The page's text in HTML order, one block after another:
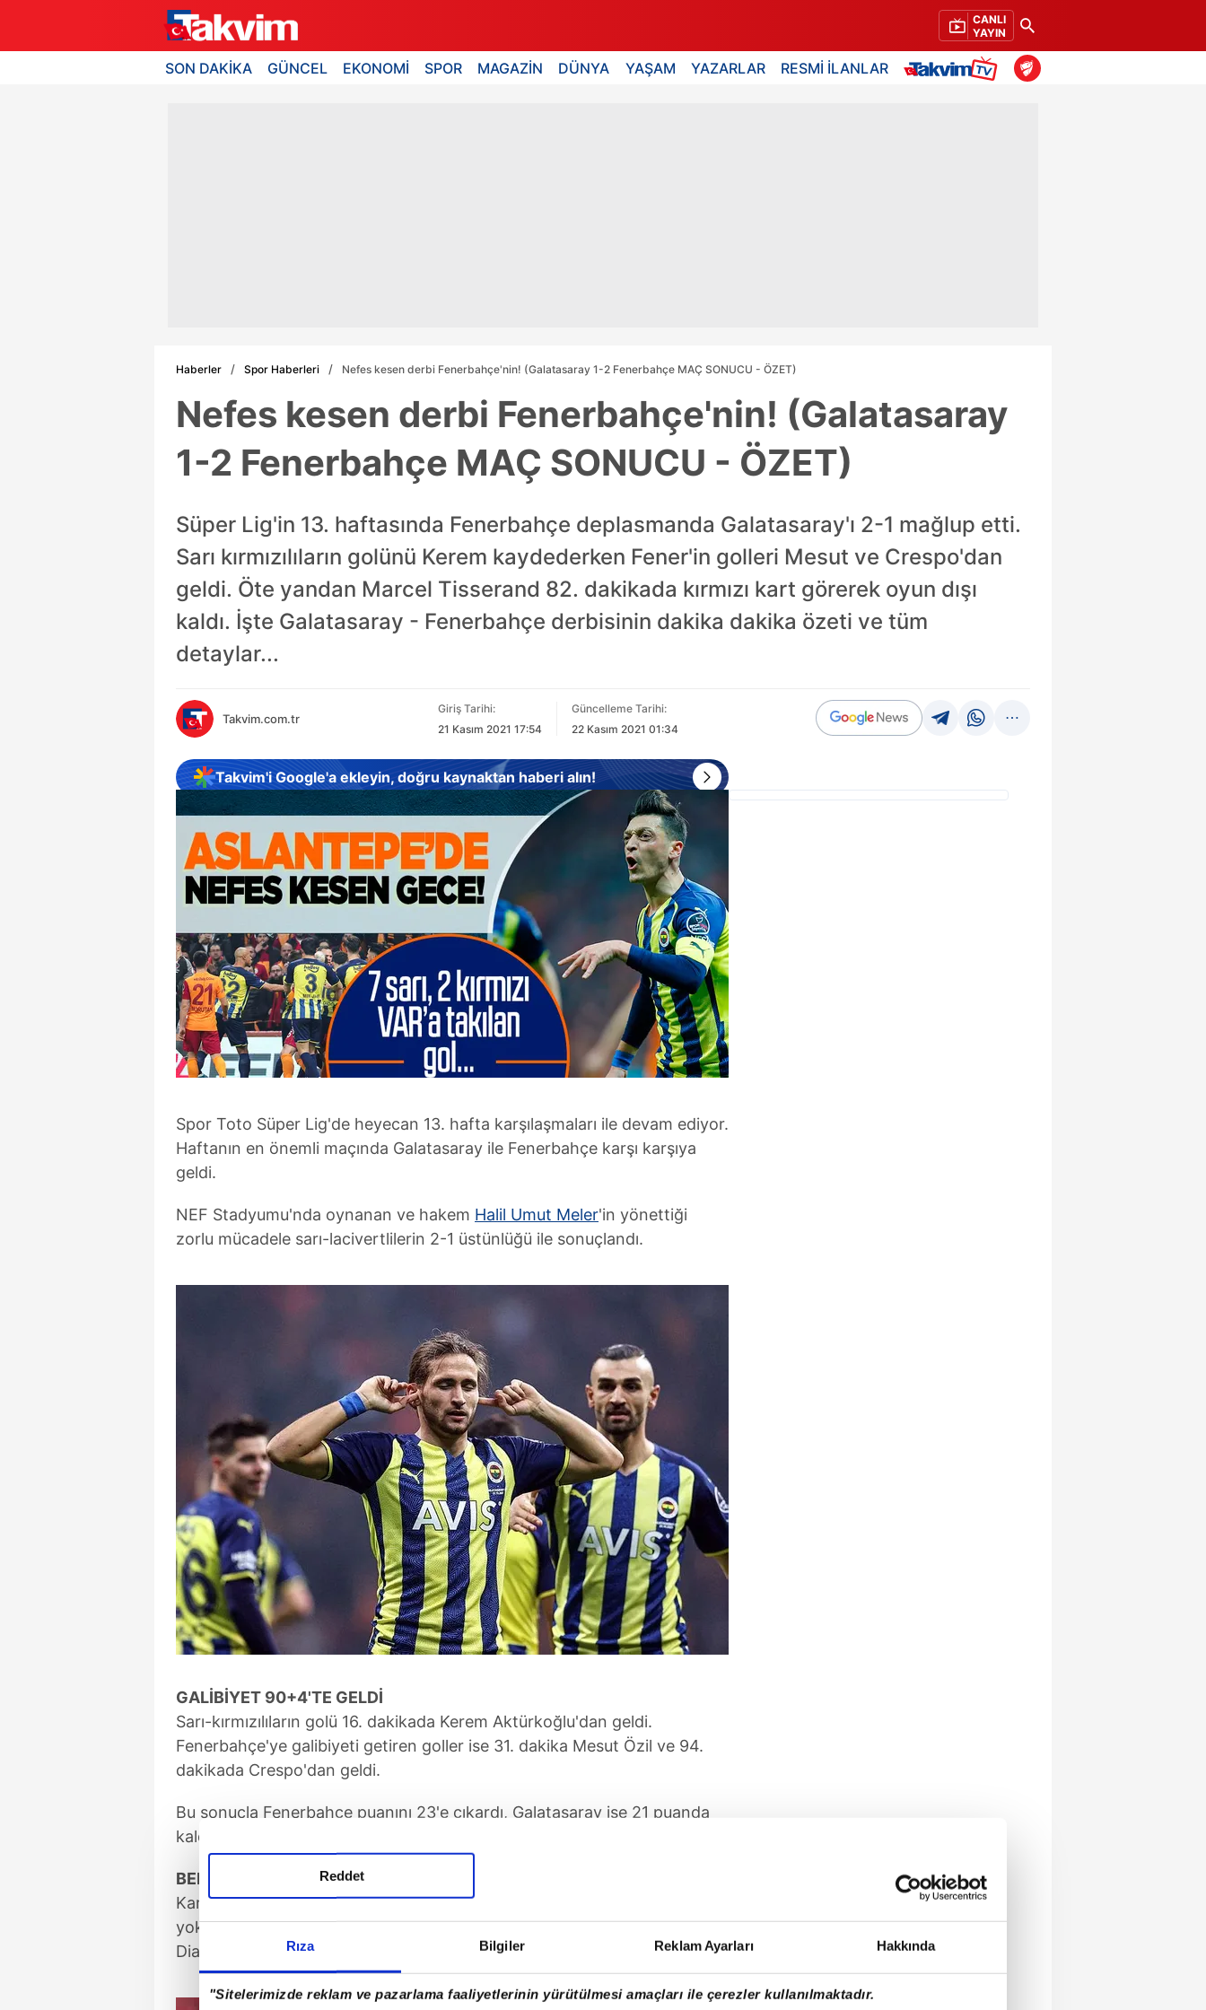
Rıza Bilgiler Reklam Ayarları Hakkında
"Sitelerimizde reklam ve pazarlama faaliyetlerinin yürütülmesi amaçları ile çerezler kullanılmaktadır.
Reddet
CANLI
YAYIN
SON DAKİKA GÜNCEL EKONOMİ SPOR MAGAZİN DÜNYA YAŞAM YAZARLAR RESMİ İLANLAR
Haberler Spor Haberleri Nefes kesen derbi Fenerbahçe'nin! (Galatasaray 1-2 Fenerbahçe MAÇ SONUCU - ÖZET)
Nefes kesen derbi Fenerbahçe'nin! (Galatasaray
1-2 Fenerbahçe MAÇ SONUCU - ÖZET)
Süper Lig'in 13. haftasında Fenerbahçe deplasmanda Galatasaray'ı 2-1 mağlup etti.
Sarı kırmızılıların golünü Kerem kaydederken Fener'in golleri Mesut ve Crespo'dan
geldi. Öte yandan Marcel Tisserand 82. dakikada kırmızı kart görerek oyun dışı
kaldı. İşte Galatasaray - Fenerbahçe derbisinin dakika dakika özeti ve tüm
detaylar...
Takvim.com.tr
Giriş Tarihi:
21 Kasım 2021 17:54
Güncelleme Tarihi:
22 Kasım 2021 01:34
Takvim'i Google'a ekleyin, doğru kaynaktan haberi alın!
Spor Toto Süper Lig'de heyecan 13. hafta karşılaşmaları ile devam ediyor.
Haftanın en önemli maçında Galatasaray ile Fenerbahçe karşı karşıya
geldi.
NEF Stadyumu'nda oynanan ve hakem Halil Umut Meler'in yönettiği
zorlu mücadele sarı-lacivertlilerin 2-1 üstünlüğü ile sonuçlandı.
GALİBİYET 90+4'TE GELDİ
Sarı-kırmızılıların golü 16. dakikada Kerem Aktürkoğlu'dan geldi.
Fenerbahçe'ye galibiyeti getiren goller ise 31. dakika Mesut Özil ve 94.
dakikada Crespo'dan geldi.
Bu sonuçla Fenerbahçe puanını 23'e çıkardı, Galatasaray ise 21 puanda
kaldı.
BERKE MAÇIN SONLARINDA KALESİNDE DEVLEŞTİ
Karşılaşmanın son 15 dakikasında Galatasaray'ın baskısı arttı. Altay2ın
yokluğunda forma şansı bulan Berke Özer, önce Cicaldau daha sonra ise
Diagne'nin pozisyonunda kalesini gole kapattı.